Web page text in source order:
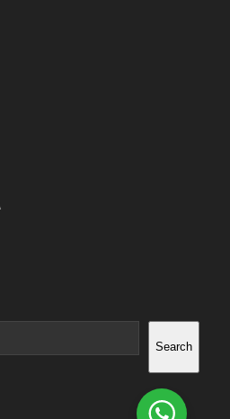
Search